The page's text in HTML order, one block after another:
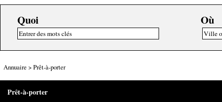
Quoi Où
Annuaire > Prêt-à-porter
Prêt-à-porter